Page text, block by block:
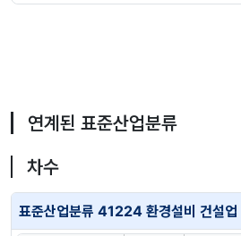
연계된 표준산업분류
차수
표준산업분류 41224 환경설비 건설업